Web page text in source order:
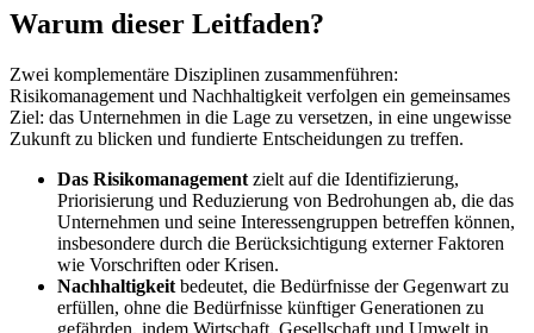
Warum dieser Leitfaden?
Zwei komplementäre Disziplinen zusammenführen:
Risikomanagement und Nachhaltigkeit verfolgen ein gemeinsames
Ziel: das Unternehmen in die Lage zu versetzen, in eine ungewisse
Zukunft zu blicken und fundierte Entscheidungen zu treffen.
Das Risikomanagement zielt auf die Identifizierung,
Priorisierung und Reduzierung von Bedrohungen ab, die das
Unternehmen und seine Interessengruppen betreffen können,
insbesondere durch die Berücksichtigung externer Faktoren
wie Vorschriften oder Krisen.
Nachhaltigkeit bedeutet, die Bedürfnisse der Gegenwart zu
erfüllen, ohne die Bedürfnisse künftiger Generationen zu